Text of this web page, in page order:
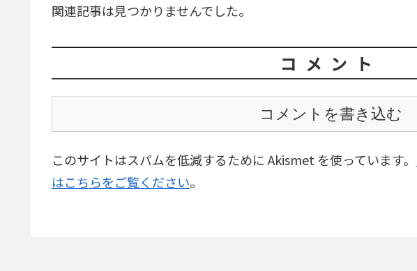
関連記事は見つかりませんでした。
コメント
コメントを書き込む
このサイトはスパムを低減するために Akismet を使っています。
はこちらをご覧ください。